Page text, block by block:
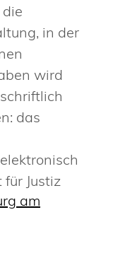
die
in der
wird
das
Justiz
am